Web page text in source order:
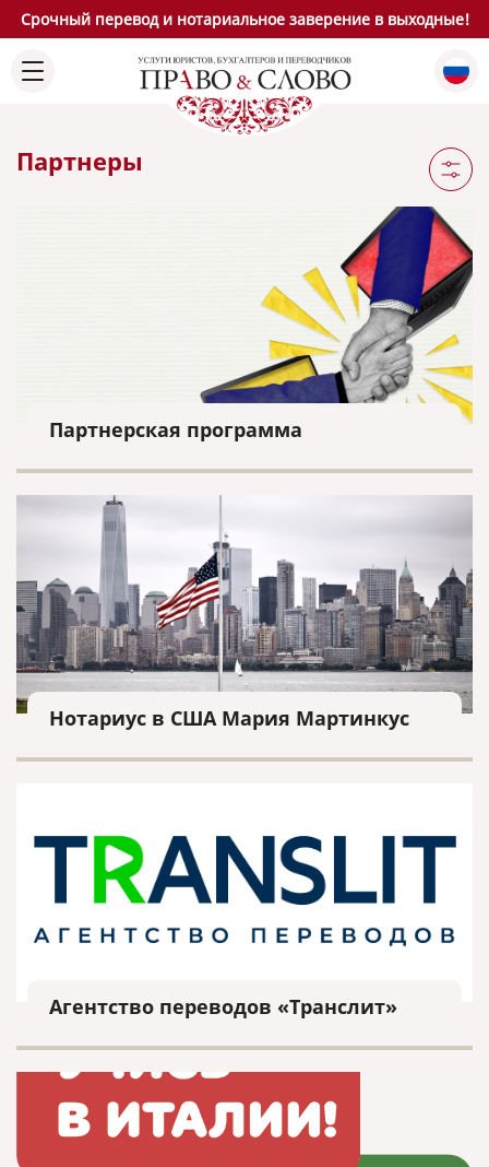
Срочный перевод и нотариальное заверение в выходные!
Партнеры
Партнерская программа
Нотариус в США Мария Мартинкус
Агентство переводов «Транслит»